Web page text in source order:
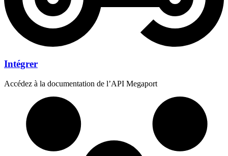
Intégrer
Accédez à la documentation de l’API Megaport